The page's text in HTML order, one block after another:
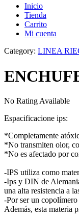
Inicio
Tienda
Carrito
Mi cuenta
Category: LINEA
No Rating Available
Espacificacione ips:
*Completamente
*No transmiten olor,
*No es afectado por
-IPS utiliza como
-Ips y DIN de
una alta resistencia a
-Por ser un
Además, esta materia